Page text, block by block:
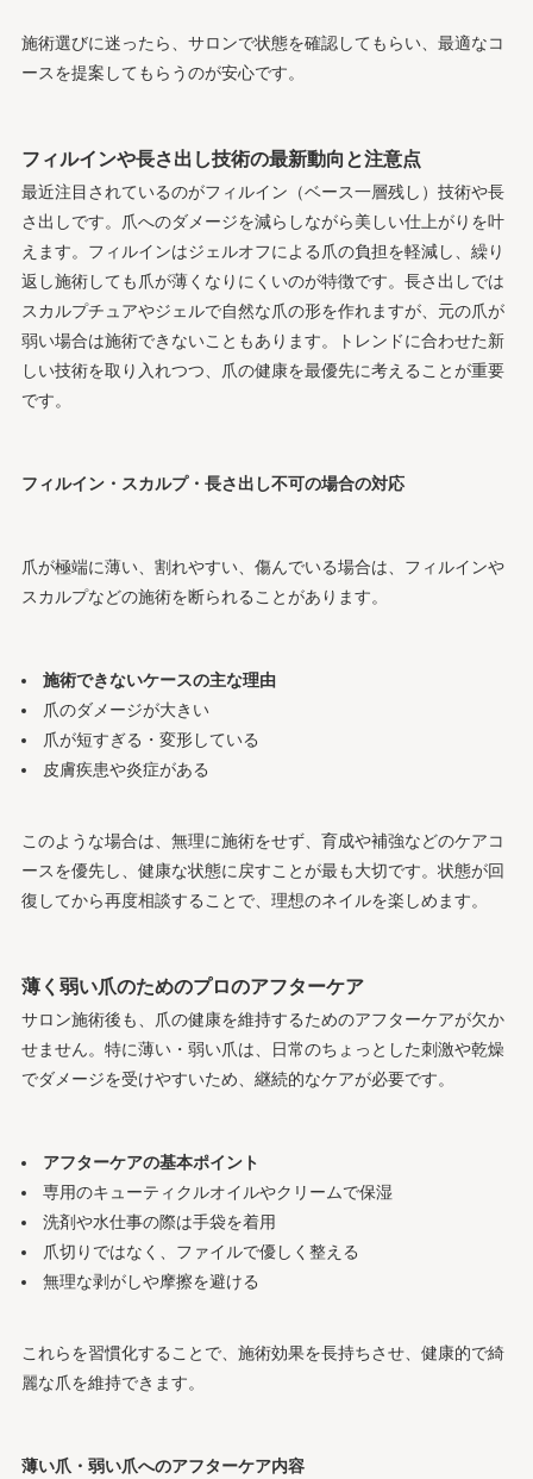
施術選びに迷ったら、サロンで状態を確認してもらい、最適なコ
ースを提案してもらうのが安心です。
フィルインや長さ出し技術の最新動向と注意点
最近注目されているのがフィルイン（ベース一層残し）技術や長
さ出しです。爪へのダメージを減らしながら美しい仕上がりを叶
えます。フィルインはジェルオフによる爪の負担を軽減し、繰り
返し施術しても爪が薄くなりにくいのが特徴です。長さ出しでは
スカルプチュアやジェルで自然な爪の形を作れますが、元の爪が
弱い場合は施術できないこともあります。トレンドに合わせた新
しい技術を取り入れつつ、爪の健康を最優先に考えることが重要
です。
フィルイン・スカルプ・長さ出し不可の場合の対応
爪が極端に薄い、割れやすい、傷んでいる場合は、フィルインや
スカルプなどの施術を断られることがあります。
施術できないケースの主な理由
爪のダメージが大きい
爪が短すぎる・変形している
皮膚疾患や炎症がある
このような場合は、無理に施術をせず、育成や補強などのケアコ
ースを優先し、健康な状態に戻すことが最も大切です。状態が回
復してから再度相談することで、理想のネイルを楽しめます。
薄く弱い爪のためのプロのアフターケア
サロン施術後も、爪の健康を維持するためのアフターケアが欠か
せません。特に薄い・弱い爪は、日常のちょっとした刺激や乾燥
でダメージを受けやすいため、継続的なケアが必要です。
アフターケアの基本ポイント
専用のキューティクルオイルやクリームで保湿
洗剤や水仕事の際は手袋を着用
爪切りではなく、ファイルで優しく整える
無理な剥がしや摩擦を避ける
これらを習慣化することで、施術効果を長持ちさせ、健康的で綺
麗な爪を維持できます。
薄い爪・弱い爪へのアフターケア内容